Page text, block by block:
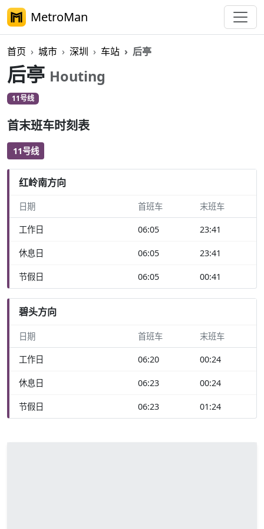
MetroMan
首页 城市 深圳 车站 后亭
后亭 Houting
11号线
首末班车时刻表
11号线
红岭南方向
日期 首班车 末班车
工作日 06:05 23:41
休息日 06:05 23:41
节假日 06:05 00:41
碧头方向
日期 首班车 末班车
工作日 06:20 00:24
休息日 06:23 00:24
节假日 06:23 01:24